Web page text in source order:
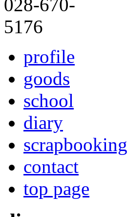
profile
goods
school
diary
scrapbooking
contact
top page